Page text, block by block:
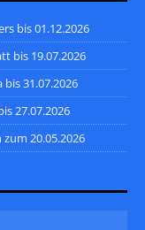
bis 01.12.2026
bis 19.07.2026
31.07.2026
27.07.2026
20.05.2026